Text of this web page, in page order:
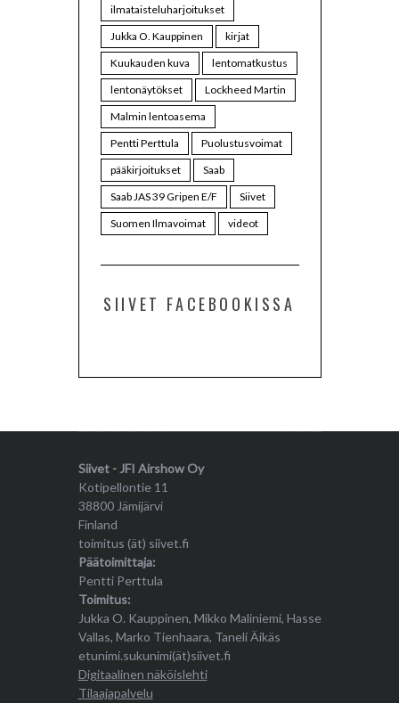
ilmataisteluharjoitukset
Jukka O. Kauppinen
kirjat
Kuukauden kuva
lentomatkustus
lentonäytökset
Lockheed Martin
Malmin lentoasema
Pentti Perttula
Puolustusvoimat
pääkirjoitukset
Saab
Saab JAS 39 Gripen E/F
Siivet
Suomen Ilmavoimat
videot
SIIVET FACEBOOKISSA
Siivet - JFI Airshow Oy
Kotipellontie 11
38800 Jämijärvi
Finland
toimitus (ät) siivet.fi
Päätoimittaja:
Pentti Perttula
Toimitus:
Jukka O. Kauppinen, Mikko Maliniemi, Hasse
Vallas, Marko Tienhaara, Taneli Äikäs
etunimi.sukunimi(ät)siivet.fi
Digitaalinen näköislehti
Tilaajapalvelu